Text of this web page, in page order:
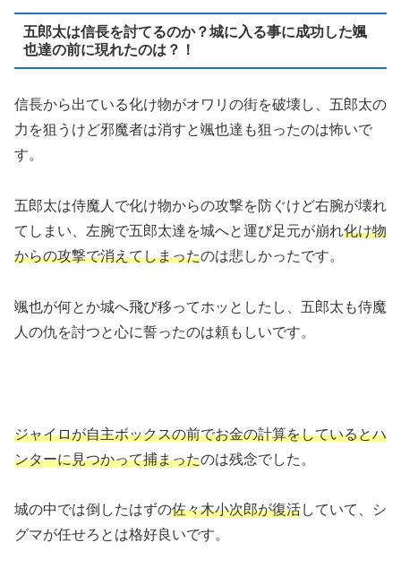
五郎太は信長を討てるのか？城に入る事に成功した颯
也達の前に現れたのは？！
信長から出ている化け物がオワリの街を破壊し、五郎太の
力を狙うけど邪魔者は消すと颯也達も狙ったのは怖いで
す。
五郎太は侍魔人で化け物からの攻撃を防ぐけど右腕が壊れ
てしまい、左腕で五郎太達を城へと運び足元が崩れ化け物
からの攻撃で消えてしまったのは悲しかったです。
颯也が何とか城へ飛び移ってホッとしたし、五郎太も侍魔
人の仇を討つと心に誓ったのは頼もしいです。
ジャイロが自主ボックスの前でお金の計算をしているとハ
ンターに見つかって捕まったのは残念でした。
城の中では倒したはずの佐々木小次郎が復活していて、シ
グマが任せろとは格好良いです。